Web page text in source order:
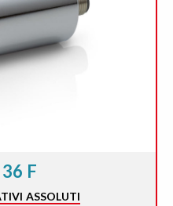
F
ASSOLUTI